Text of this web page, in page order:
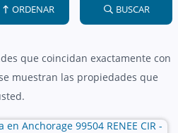
ORDENAR BUSCAR
que coincidan exactamente con
muestran las propiedades que